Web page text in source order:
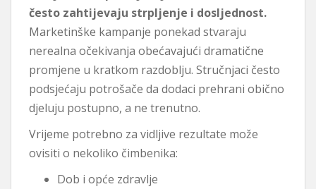
često zahtijevaju strpljenje i dosljednost.
Marketinške kampanje ponekad stvaraju
nerealna očekivanja obećavajući dramatične
promjene u kratkom razdoblju. Stručnjaci često
podsjećaju potrošače da dodaci prehrani obično
djeluju postupno, a ne trenutno.
Vrijeme potrebno za vidljive rezultate može
ovisiti o nekoliko čimbenika:
Dob i opće zdravlje